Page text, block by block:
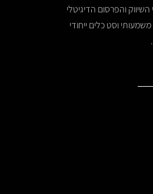
והפרסום הדיגיטלי
וסט כלים ייחודי